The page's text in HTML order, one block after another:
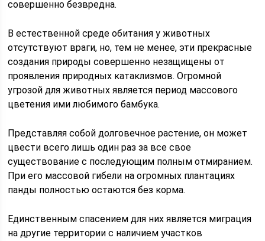
совершенно безвредна.
В естественной среде обитания у животных
отсутствуют враги, но, тем не менее, эти прекрасные
создания природы совершенно незащищены от
проявления природных катаклизмов. Огромной
угрозой для животных является период массового
цветения ими любимого бамбука.
Представляя собой долговечное растение, он может
цвести всего лишь один раз за все свое
существование с последующим полным отмиранием.
При его массовой гибели на огромных плантациях
панды полностью остаются без корма.
Единственным спасением для них является миграция
на другие территории с наличием участков